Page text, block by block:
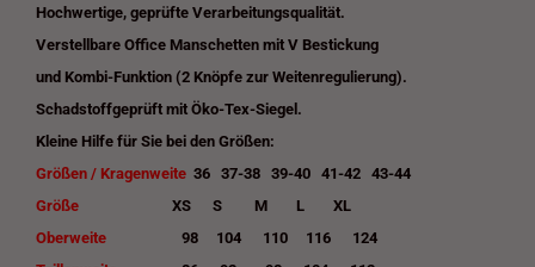
Hochwertige, geprüfte Verarbeitungsqualität.
Verstellbare Office Manschetten mit V Bestickung
und Kombi-Funktion (2 Knöpfe zur Weitenregulierung).
Schadstoffgeprüft mit Öko-Tex-Siegel.
Kleine Hilfe für Sie bei den Größen:
Größen / Kragenweite 36 37-38 39-40 41-42 43-44
Größe XS S M L XL
Oberweite
98 104 110 116 124